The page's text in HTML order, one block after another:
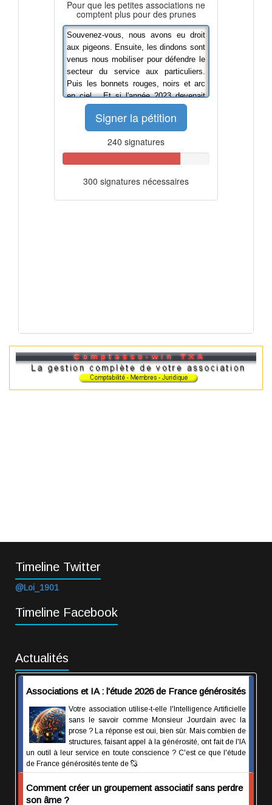
Timeline Twitter
@Loi_1901
Timeline Facebook
Actualités
Associations et IA : l'étude 2026 de France générosités
Votre association utilise-t-elle l'Intelligence Artificielle
sans le savoir comme Monsieur Jourdain avec la
prose ? La réponse est oui, bien sûr. Mais combien de
structures, faisant appel à la générosité, ont fait de l'IA
un outil à leur service en toute conscience ? C'est ce que l'étude
de France générosités tente de
Comment créer un groupement associatif sans perdre
son âme ?